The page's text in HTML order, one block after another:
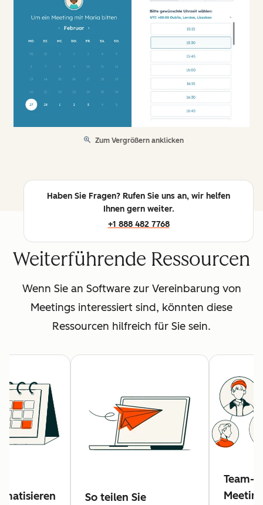
Zum Vergrößern anklicken
Haben Sie Fragen? Rufen Sie uns an, wir helfen
Ihnen gern weiter.
+1 888 482 7768
Weiterführende Ressourcen
Wenn Sie an Software zur Vereinbarung von
Meetings interessiert sind, könnten diese
Ressourcen hilfreich für Sie sein.
So teilen Sie
Team-